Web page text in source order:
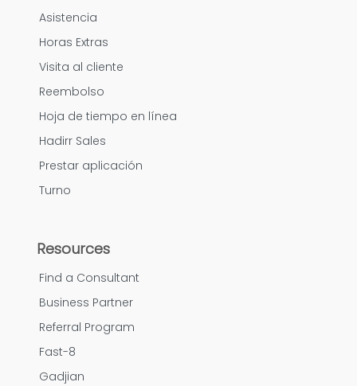
Asistencia
Horas Extras
Visita al cliente
Reembolso
Hoja de tiempo en línea
Hadirr Sales
Prestar aplicación
Turno
Resources
Find a Consultant
Business Partner
Referral Program
Fast-8
Gadjian